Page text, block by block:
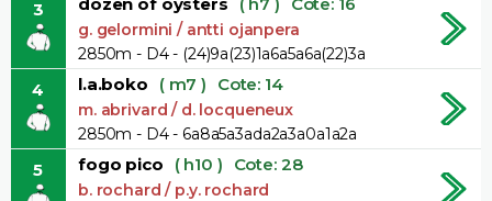
3
g. gelormini / antti ojanpera
2850m - D4 - (24)9a(23)1a6a5a6a(22)3a
4 l.a.boko ( m7 ) Cote: 14
m. abrivard / d. locqueneux
2850m - D4 - 6a8a5a3ada2a3a0a1a2a
5 fogo pico ( h10 ) Cote: 28
b. rochard / p.y. rochard